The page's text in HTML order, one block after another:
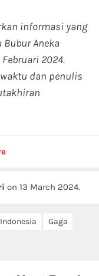
informasi yang
Aneka
2024.
dan penulis
on 13 March 2024.
Gaga